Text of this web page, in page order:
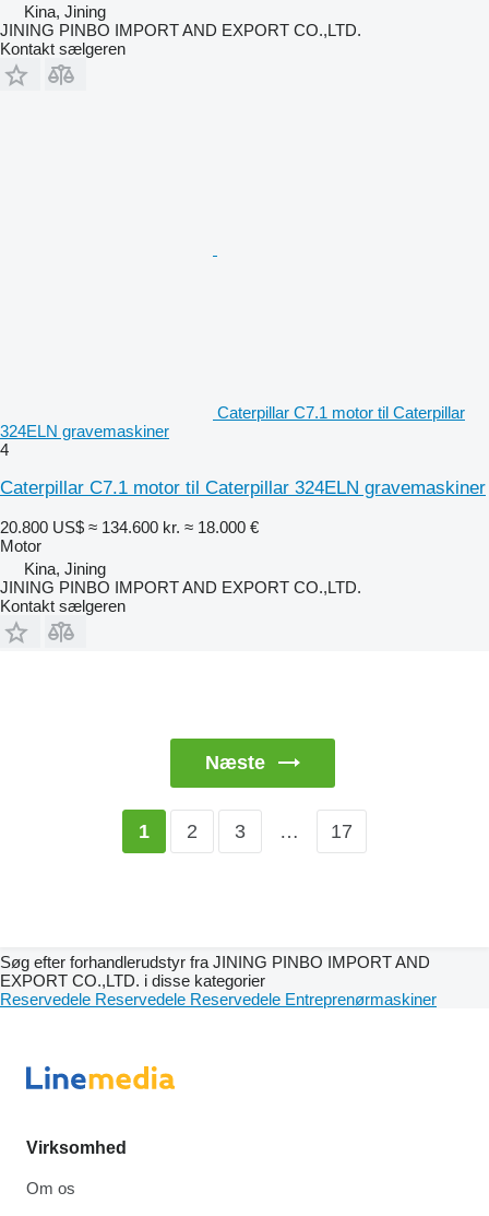
Kina, Jining
JINING PINBO IMPORT AND EXPORT CO.,LTD.
Kontakt sælgeren
Caterpillar C7.1 motor til Caterpillar
324ELN gravemaskiner
4
Caterpillar C7.1 motor til Caterpillar 324ELN gravemaskiner
20.800 US$ ≈ 134.600 kr. ≈ 18.000 €
Motor
Kina, Jining
JINING PINBO IMPORT AND EXPORT CO.,LTD.
Kontakt sælgeren
Næste
1 2 3 … 17
Søg efter forhandlerudstyr fra JINING PINBO IMPORT AND
EXPORT CO.,LTD. i disse kategorier
Reservedele Reservedele Reservedele Entreprenørmaskiner
Virksomhed
Om os